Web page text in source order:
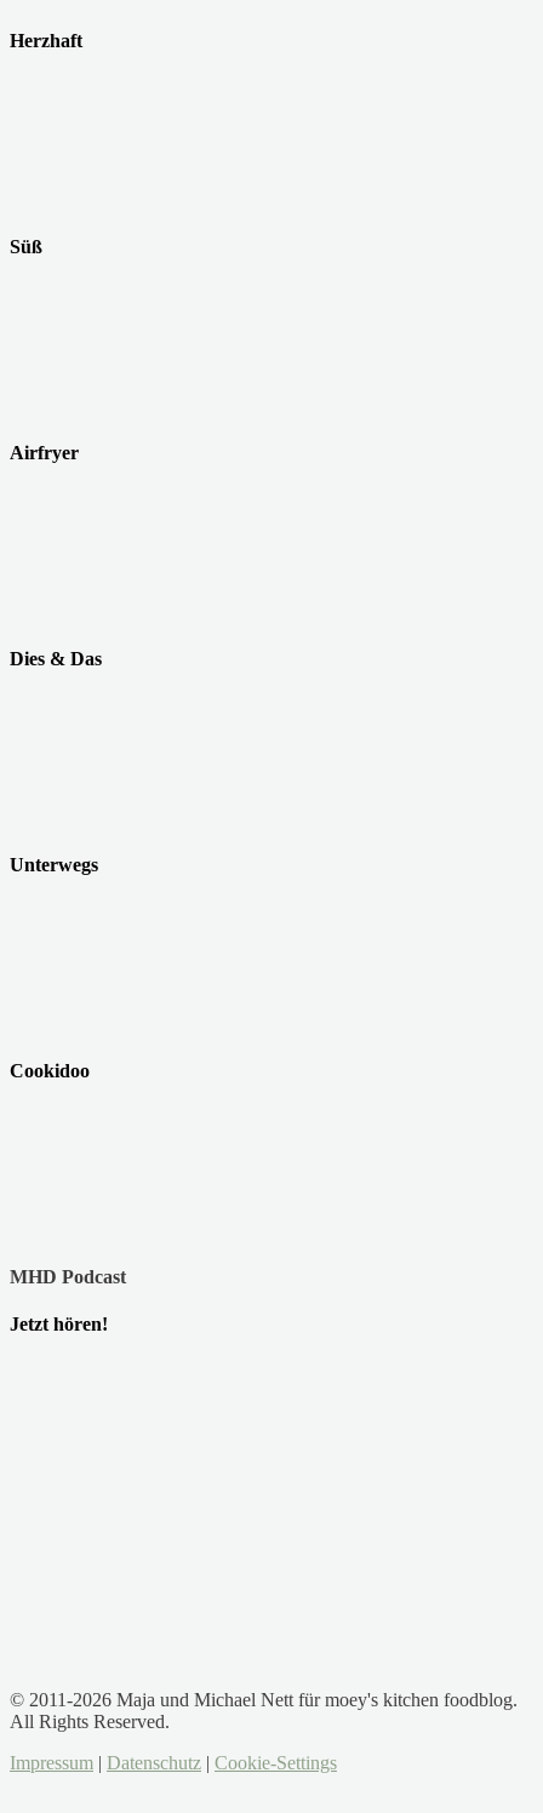
Herzhaft
Süß
Airfryer
Dies & Das
Unterwegs
Cookidoo
MHD Podcast
Jetzt hören!
© 2011-2026 Maja und Michael Nett für moey's kitchen foodblog.
All Rights Reserved.
Impressum | Datenschutz | Cookie-Settings